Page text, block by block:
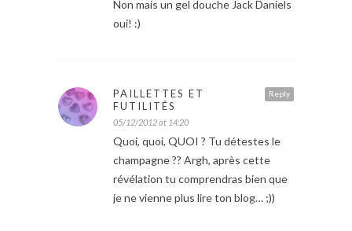
Non mais un gel douche Jack Daniels
oui! :)
Reply
PAILLETTES ET
FUTILITÉS
05/12/2012 at 14:20
Quoi, quoi, QUOI ? Tu détestes le
champagne ?? Argh, après cette
révélation tu comprendras bien que
je ne vienne plus lire ton blog… ;))